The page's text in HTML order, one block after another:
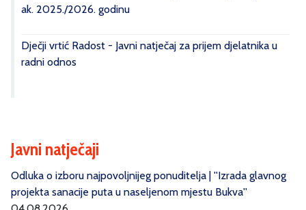
ak. 2025./2026. godinu
Dječji vrtić Radost - Javni natječaj za prijem djelatnika u
radni odnos
Javni natječaji
Odluka o izboru najpovoljnijeg ponuditelja | ''Izrada glavnog
projekta sanacije puta u naseljenom mjestu Bukva''